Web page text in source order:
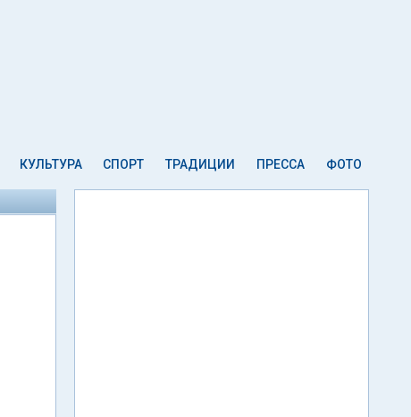
КУЛЬТУРА СПОРТ ТРАДИЦИИ ПРЕССА ФОТО